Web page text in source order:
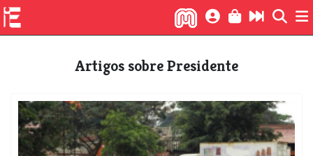
Artigos sobre Presidente